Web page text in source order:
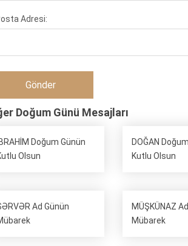
Adresi:
Doğum Günü Mesajları
İBRAHİM Doğum Günün
Olsun
DOĞAN
Kutlu Olsun
Ad Günün
MÜŞKÜNAZ
Mübarek